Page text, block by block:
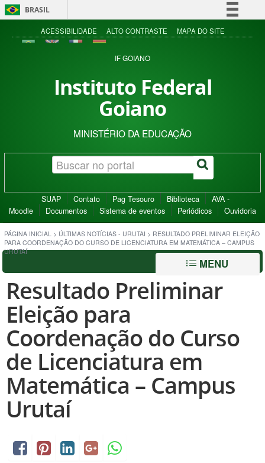
BRASIL
Simplifique!
Acesso à informação
ACESSIBILIDADE ALTO CONTRASTE MAPA DO SITE
IF GOIANO
Instituto Federal
Goiano
MINISTÉRIO DA EDUCAÇÃO
SUAP Contato Pag Tesouro Biblioteca
AVA -
Moodle
Documentos Sistema de eventos Periódicos Ouvidoria
PÁGINA INICIAL > ÚLTIMAS NOTÍCIAS - URUTAI > RESULTADO PRELIMINAR ELEIÇÃO
PARA COORDENAÇÃO DO CURSO DE LICENCIATURA EM MATEMÁTICA – CAMPUS
URUTAÍ
MENU
Resultado Preliminar
Eleição para
Coordenação do Curso
de Licenciatura em
Matemática – Campus
Urutaí